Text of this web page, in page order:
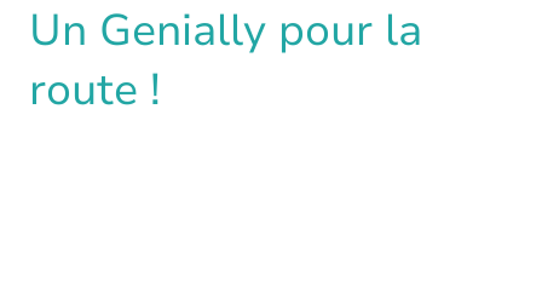
Un Genially pour la
route !